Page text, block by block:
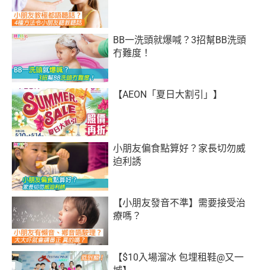
BB一洗頭就爆喊？3招幫BB洗頭
冇難度！
【AEON「夏日大割引」】
小朋友偏食點算好？家長切勿威
迫利誘
【小朋友發音不準】需要接受治
療嗎？
【$10入場溜冰 包埋租鞋@又一